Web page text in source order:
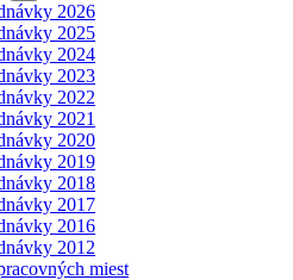
2026
2025
2024
2023
2022
2021
2020
2019
2018
2017
2016
2012
miest